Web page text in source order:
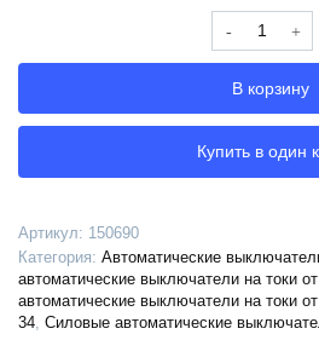
Количество
Выключатель
ВА51-
35М2-
341130-
250А-3000-
УХЛ3-
КЭАЗ,
150690
В корзину
Купить в один
Артикул: 150690
Категория: Автоматические
автоматические выключатели на токи
автоматические выключатели на токи
34 Силовые автоматические